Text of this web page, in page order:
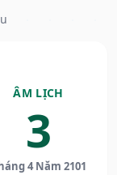
ÂM LỊCH
3
4 Năm 2101